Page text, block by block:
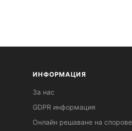
ИНФОРМАЦИЯ
За нас
GDPR информация
Онлайн решаване на спорове